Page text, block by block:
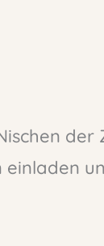
einladen